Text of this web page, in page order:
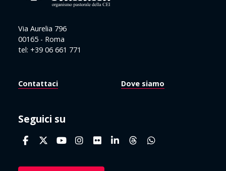
Via Aurelia 796
00165 - Roma
tel: +39 06 661 771
Contattaci Dove siamo
Seguici su